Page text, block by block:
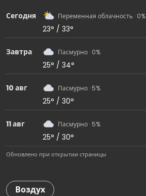
Сегодня Переменная облачность · 0%
23° / 33°
Завтра Пасмурно · 0%
25° / 34°
10 авг Пасмурно · 5%
25° / 30°
11 авг Пасмурно · 5%
25° / 30°
Обновлено при открытии страницы
Воздух